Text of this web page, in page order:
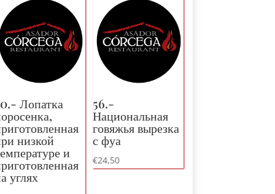
к
высокому
Лопатка
низкой
и
углях
56.-
Национальная
говяжья вырезка
с фуа
€24,50